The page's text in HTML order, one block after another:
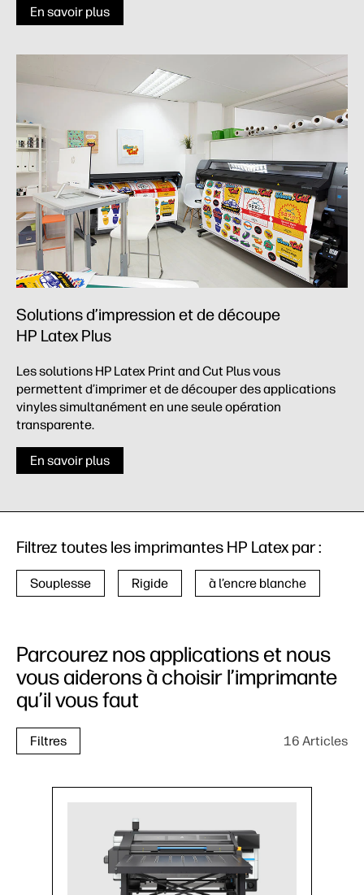
En savoir plus
Solutions d’impression et de découpe
HP Latex Plus
Les solutions HP Latex Print and Cut Plus vous
permettent d’imprimer et de découper des applications
vinyles simultanément en une seule opération
transparente.
En savoir plus
Filtrez toutes les imprimantes HP Latex par :
Souplesse Rigide à l’encre blanche
Parcourez nos applications et nous
vous aiderons à choisir l’imprimante
qu’il vous faut
Filtres 16 Articles